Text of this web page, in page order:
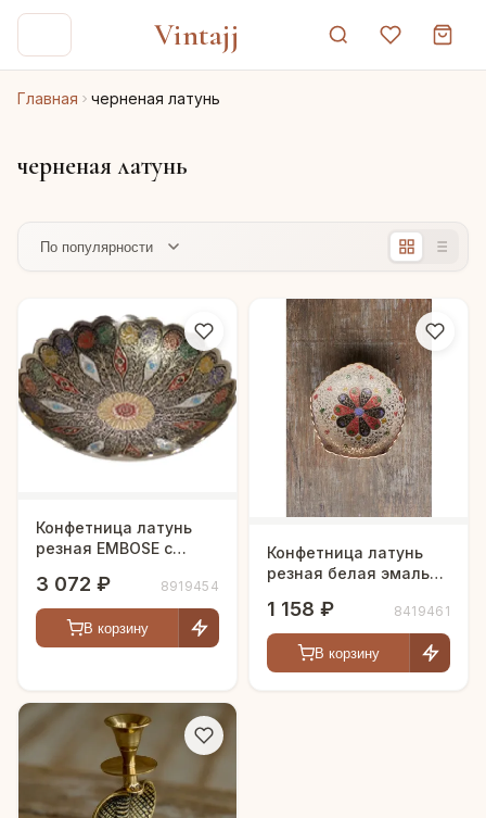
Vintajj
Главная черненая латунь
черненая латунь
Конфетница латунь
резная EMBOSE с
3 072 ₽ 8919454
В корзину
Конфетница латунь
резная белая эмаль
1 158 ₽ 8419461
В корзину